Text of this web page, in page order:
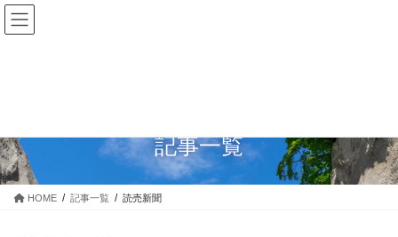
コ
ン
動
ナ
ビ
に
移
動
記事一覧
HOME 記事一覧 読売新聞